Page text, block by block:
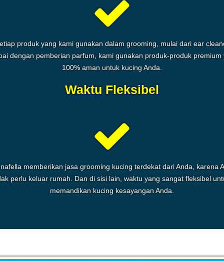
produk yang kami gunakan dalam grooming, mulai dari ear
dengan pemberian parfum, kami gunakan produk-produk premium
100% aman untuk kucing Anda.
Waktu Fleksibel
memberikan jasa grooming kucing terdekat dari Anda, karena
perlu keluar rumah. Dan di sisi lain, waktu yang sangat fleksibel
memandikan kucing kesayangan Anda.